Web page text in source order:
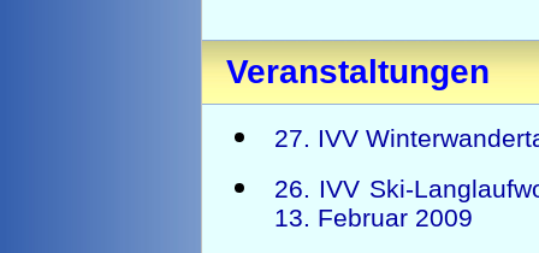
Veranstaltungen
27. IVV
26. IVV Ski-
13. Februar 2009